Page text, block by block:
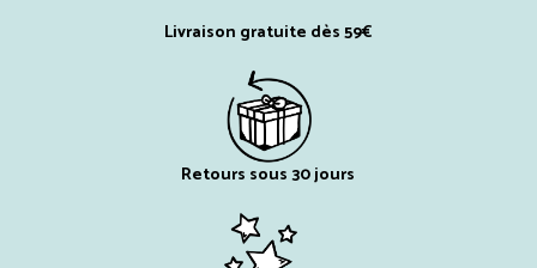
Livraison gratuite dès 59€
Retours sous 30 jours